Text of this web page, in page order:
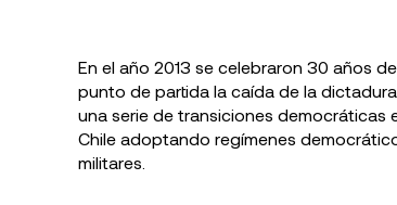
En el año 2013 se celebraron 30 años
punto de partida la caída de la
una serie de transiciones democráticas
Chile adoptando regímenes
militares.